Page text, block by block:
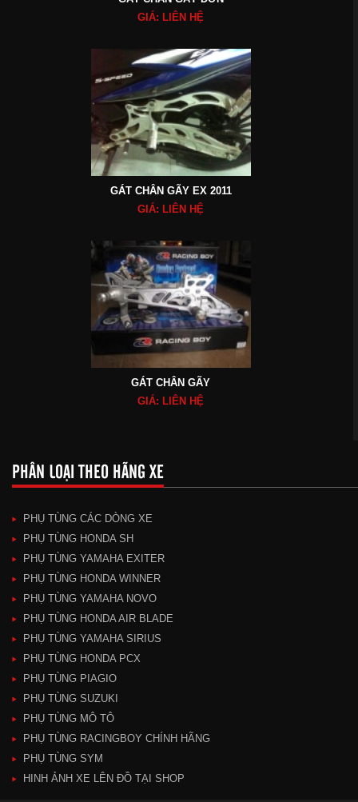
GIÁ: LIÊN HỆ
GÁT CHÂN GÃY EX 2011
GIÁ: LIÊN HỆ
GÁT CHÂN GÃY
GIÁ: LIÊN HỆ
PHÂN LOẠI THEO HÃNG XE
PHỤ TÙNG CÁC DÒNG XE
PHỤ TÙNG HONDA SH
PHỤ TÙNG YAMAHA EXITER
PHỤ TÙNG HONDA WINNER
PHỤ TÙNG YAMAHA NOVO
PHỤ TÙNG HONDA AIR BLADE
PHỤ TÙNG YAMAHA SIRIUS
PHỤ TÙNG HONDA PCX
PHỤ TÙNG PIAGIO
PHỤ TÙNG SUZUKI
PHỤ TÙNG MÔ TÔ
PHỤ TÙNG RACINGBOY CHÍNH HÃNG
PHỤ TÙNG SYM
HINH ẢNH XE LÊN ĐỒ TẠI SHOP